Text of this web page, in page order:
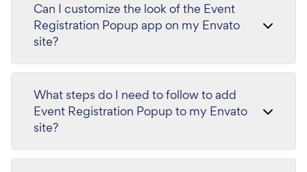
Can I customize the look of the Event
Registration Popup app on my Envato
site?
What steps do I need to follow to add
Event Registration Popup to my Envato
site?